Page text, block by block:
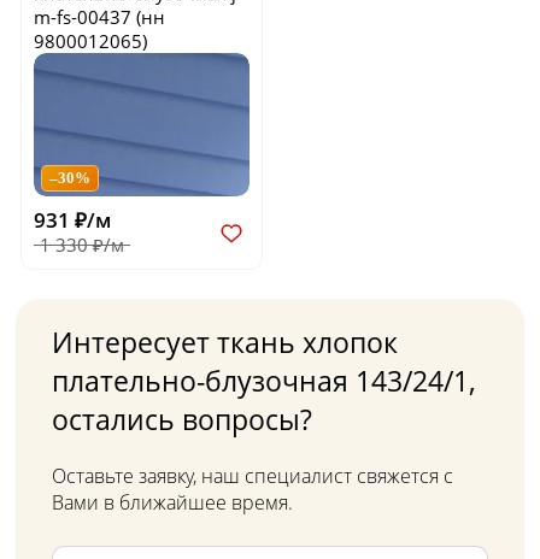
m-fs-00437 (нн
9800012065)
–30%
931 ₽/м
1 330 ₽/м
Интересует ткань хлопок
плательно-блузочная 143/24/1,
остались вопросы?
Оставьте заявку, наш специалист свяжется с
Вами в ближайшее время.